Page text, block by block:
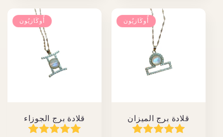
أُوكَازيُون
قلادة برج الجوزاء
أُوكَازيُون
قلادة برج الميزان